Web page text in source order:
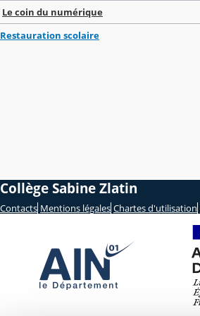
Le coin du numérique
Restauration scolaire
Collège Sabine Zlatin
Contacts Mentions légales Chartes d'utilisation